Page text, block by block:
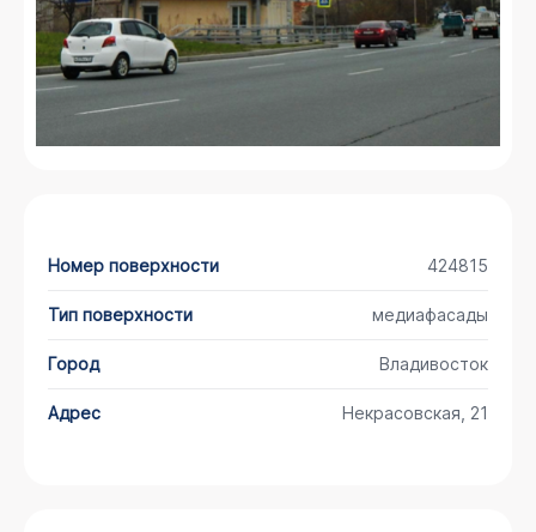
Номер поверхности 424815
Тип поверхности медиафасады
Город Владивосток
Адрес Некрасовская, 21